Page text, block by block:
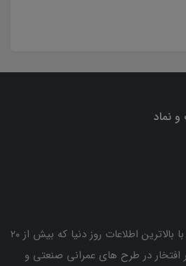
و نماد
مجموعه ای مستقر در تهران با بالاترین اطلاعات روز دنیا که بیش از ۲۰
افتخار در طرح های عمرانی صنعتی و